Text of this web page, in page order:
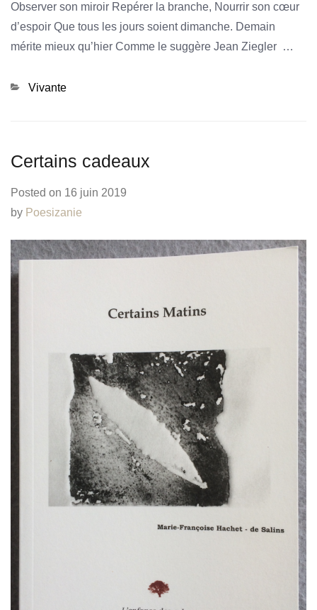
Observer son miroir Repérer la branche, Nourrir son cœur
d’espoir Que tous les jours soient dimanche. Demain
mérite mieux qu’hier Comme le suggère Jean Ziegler …
Categories
Vivante
Certains cadeaux
Posted on 16 juin 2019
by Poesizanie